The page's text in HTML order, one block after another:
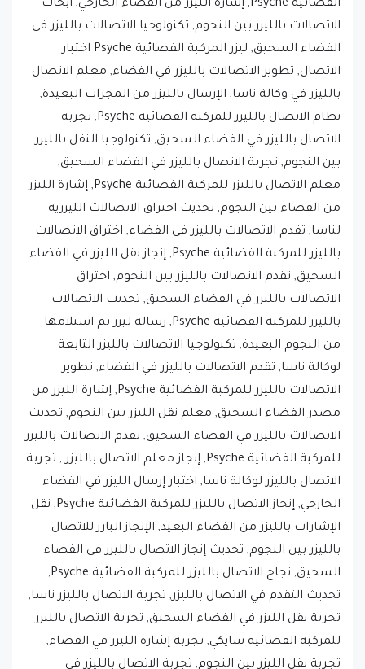
الفضاء السحيق, ليزر المركبة الفضائية Psyche اختبار
الاتصال, تطوير الاتصالات بالليزر في الفضاء, معلم الاتصال
بالليزر في وكالة ناسا, الإرسال بالليزر من المجرات البعيدة,
نظام الاتصال بالليزر للمركبة الفضائية Psyche, تجربة
الاتصال بالليزر في الفضاء السحيق, تكنولوجيا النقل بالليزر
بين النجوم, تجربة الاتصال بالليزر في الفضاء السحيق,
معلم الاتصال بالليزر للمركبة الفضائية Psyche, إشارة الليزر
من الفضاء بين النجوم, تحديث اختراق الاتصالات الليزرية
لناسا, تقدم الاتصالات بالليزر في الفضاء, اختراق الاتصالات
بالليزر للمركبة الفضائية Psyche, إنجاز نقل الليزر في الفضاء
السحيق, تقدم الاتصالات بالليزر بين النجوم, اختراق
الاتصالات بالليزر في الفضاء السحيق, تحديث الاتصالات
بالليزر للمركبة الفضائية Psyche, رسالة ليزر تم استلامها
من النجوم البعيدة, تكنولوجيا الاتصالات بالليزر التابعة
لوكالة ناسا, تقدم الاتصالات بالليزر في الفضاء, تطوير
الاتصالات بالليزر للمركبة الفضائية Psyche, إشارة الليزر من
مصدر الفضاء السحيق, معلم نقل الليزر بين النجوم, تحديث
الاتصالات بالليزر في الفضاء السحيق, تقدم الاتصالات بالليزر
للمركبة الفضائية Psyche, إنجاز معلم الاتصال بالليزر , تجربة
الاتصال بالليزر لوكالة ناسا, اختبار إرسال الليزر في الفضاء
الخارجي, إنجاز الاتصال بالليزر للمركبة الفضائية Psyche, نقل
الإشارات بالليزر من الفضاء البعيد, الإنجاز البارز للاتصال
بالليزر بين النجوم, تحديث إنجاز الاتصال بالليزر في الفضاء
السحيق, نجاح الاتصال بالليزر للمركبة الفضائية Psyche,
تحديث التقدم في الاتصال بالليزر, تجربة الاتصال بالليزر ناسا,
تجربة نقل الليزر في الفضاء السحيق, تجربة الاتصال بالليزر
للمركبة الفضائية سايكي, تجربة إشارة الليزر في الفضاء,
تجربة نقل الليزر بين النجوم, تجربة الاتصال بالليزر في
الفضاء السحيق, تجربة الاتصال بالليزر للمركبة الفضائية